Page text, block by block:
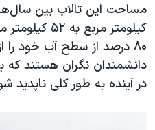
کیلومتر
۸۰ درصد از سطح آب خود
دانشمندان نگران هستند که
در آینده به طور کلی ناپدید